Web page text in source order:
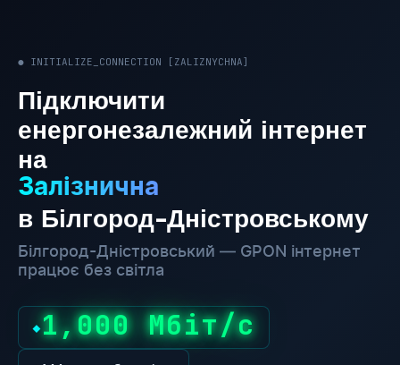
● INITIALIZE_CONNECTION [ZALIZNYCHNA]
Підключити
енергонезалежний інтернет
на
Залізнична
в Білгород-Дністровському
Білгород-Дністровський — GPON інтернет
працює без світла
◆1,000 Мбіт/с